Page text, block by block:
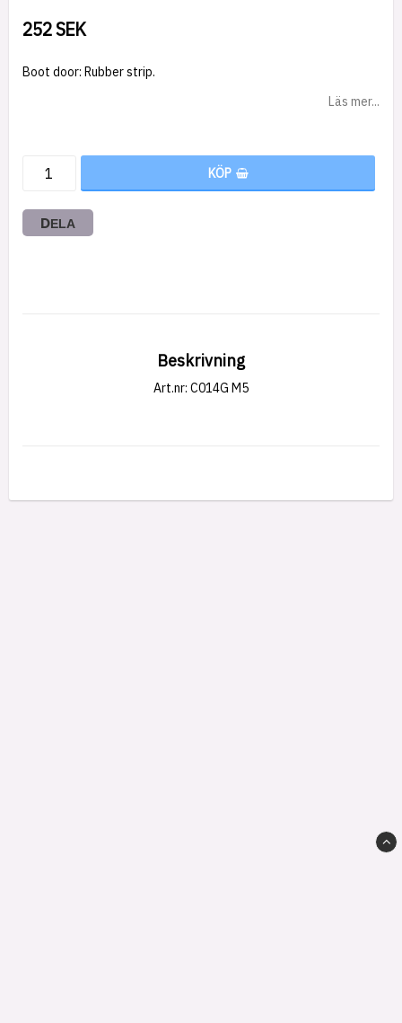
252 SEK
Boot door: Rubber strip.
Läs mer...
KÖP
DELA
Beskrivning
Art.nr: C014G M5